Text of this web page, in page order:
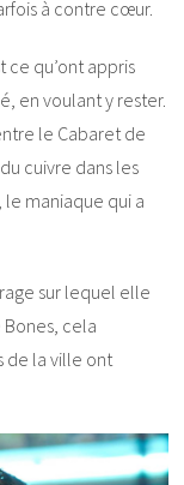
à contre cœur.
ce qu’ont appris
en voulant y rester.
le Cabaret de
cuivre dans les
le maniaque qui a
sur lequel elle
Bones, cela
de la ville ont